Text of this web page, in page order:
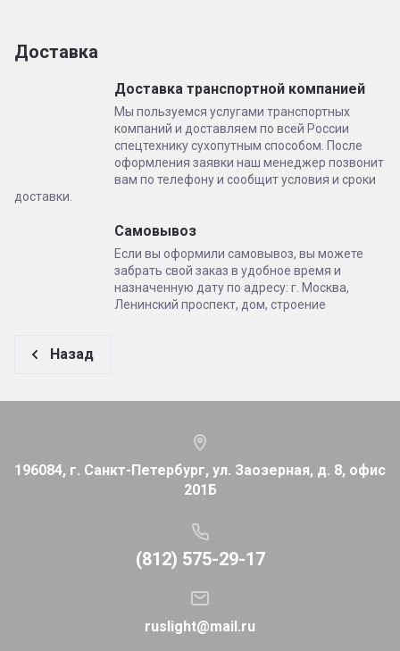
Доставка
Доставка транспортной компанией
Мы пользуемся услугами транспортных
компаний и доставляем по всей России
спецтехнику сухопутным способом. После
оформления заявки наш менеджер позвонит
вам по телефону и сообщит условия и сроки
доставки.
Самовывоз
Если вы оформили самовывоз, вы можете
забрать свой заказ в удобное время и
назначенную дату по адресу: г. Москва,
Ленинский проспект, дом, строение
Назад
196084, г. Санкт-Петербург, ул. Заозерная, д. 8, офис
201Б
(812) 575-29-17
ruslight@mail.ru